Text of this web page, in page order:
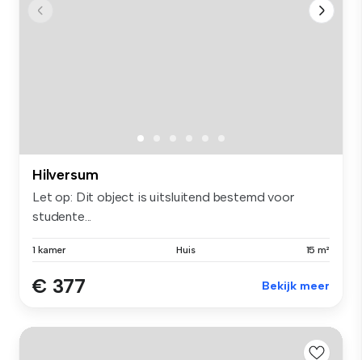
Hilversum
Let op: Dit object is uitsluitend bestemd voor
studente...
1 kamer Huis 15 m²
€ 377 Bekijk meer